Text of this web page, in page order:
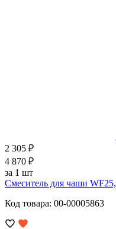
2 305 ₽
4 870 ₽
за 1 шт
Смеситель для чаши
Код товара: 00-00005863